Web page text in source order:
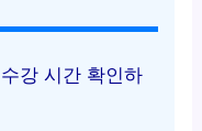
강 시간 확인하